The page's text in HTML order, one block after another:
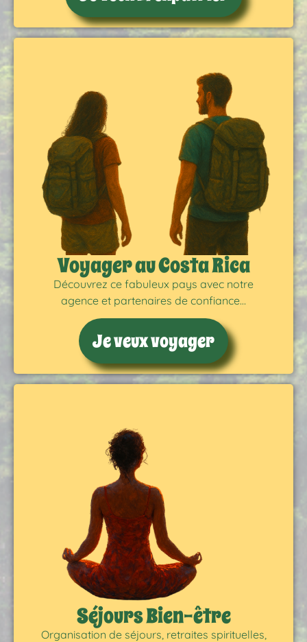
Voyager au Costa Rica
Découvrez ce fabuleux pays avec notre
agence et partenaires de confiance…
Je veux voyager
Séjours Bien-être
Organisation de séjours, retraites spirituelles,